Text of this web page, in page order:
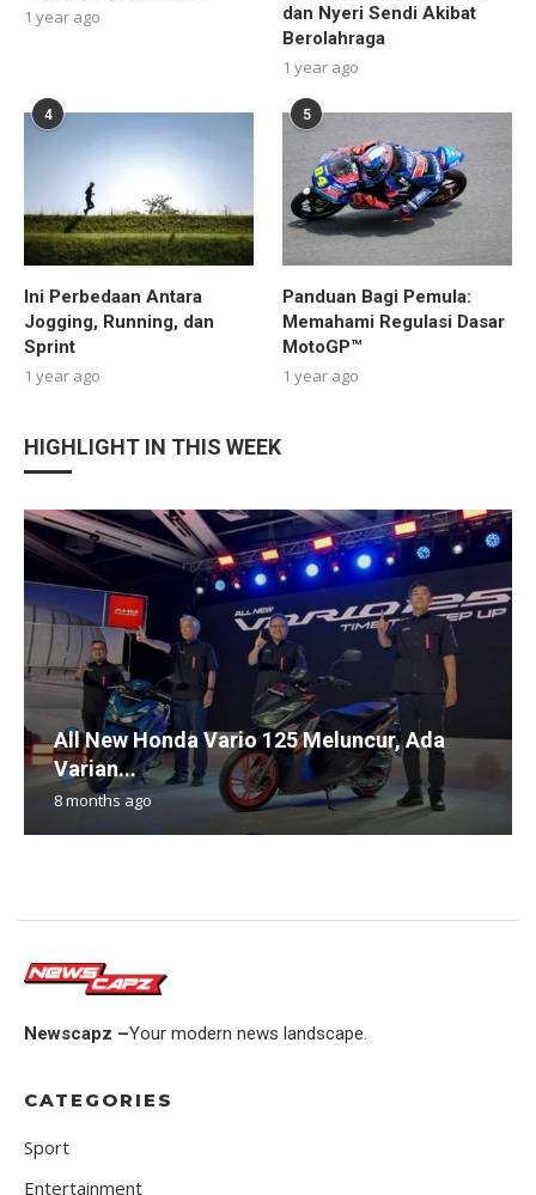
1 year ago
dan Nyeri Sendi Akibat
Berolahraga
1 year ago
4
Ini Perbedaan Antara
Jogging, Running, dan
Sprint
1 year ago
5
Panduan Bagi Pemula:
Memahami Regulasi Dasar
MotoGP™
1 year ago
HIGHLIGHT IN THIS WEEK
All New Honda Vario 125 Meluncur, Ada
Varian...
8 months ago
Newscapz –Your modern news landscape.
CATEGORIES
Sport
Entertainment